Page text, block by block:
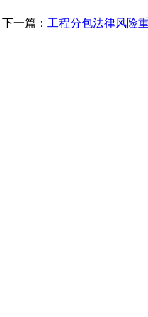
下一篇： 工程分包法律风险